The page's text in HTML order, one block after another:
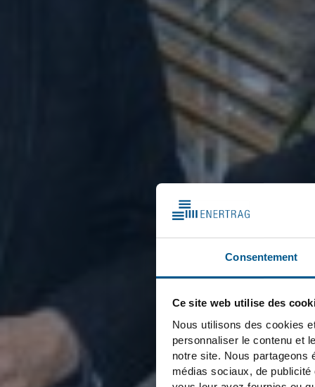
Consentement
Ce site web utilise des
Nous utilisons des cookies
personnaliser le contenu et
notre site. Nous partageons
médias sociaux, de